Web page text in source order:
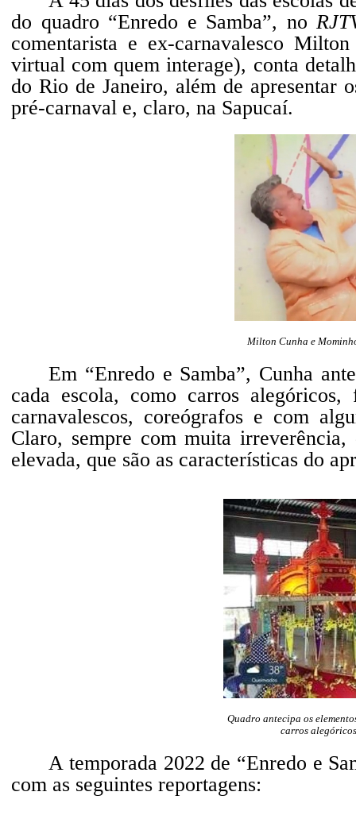
do quadro “Enredo e Samba”, no
comentarista e ex-carnavalesco
virtual com quem interage), conta
do Rio de Janeiro, além de apresentar
pré-carnaval e, claro, na Sapucaí.
Milton Cunha e
Em “Enredo e Samba”, Cunha
cada escola, como carros
carnavalescos, coreógrafos e com
Claro, sempre com muita
elevada, que são as características do
Quadro antecipa os
carros
A temporada 2022 de “Enredo e
com as seguintes reportagens: